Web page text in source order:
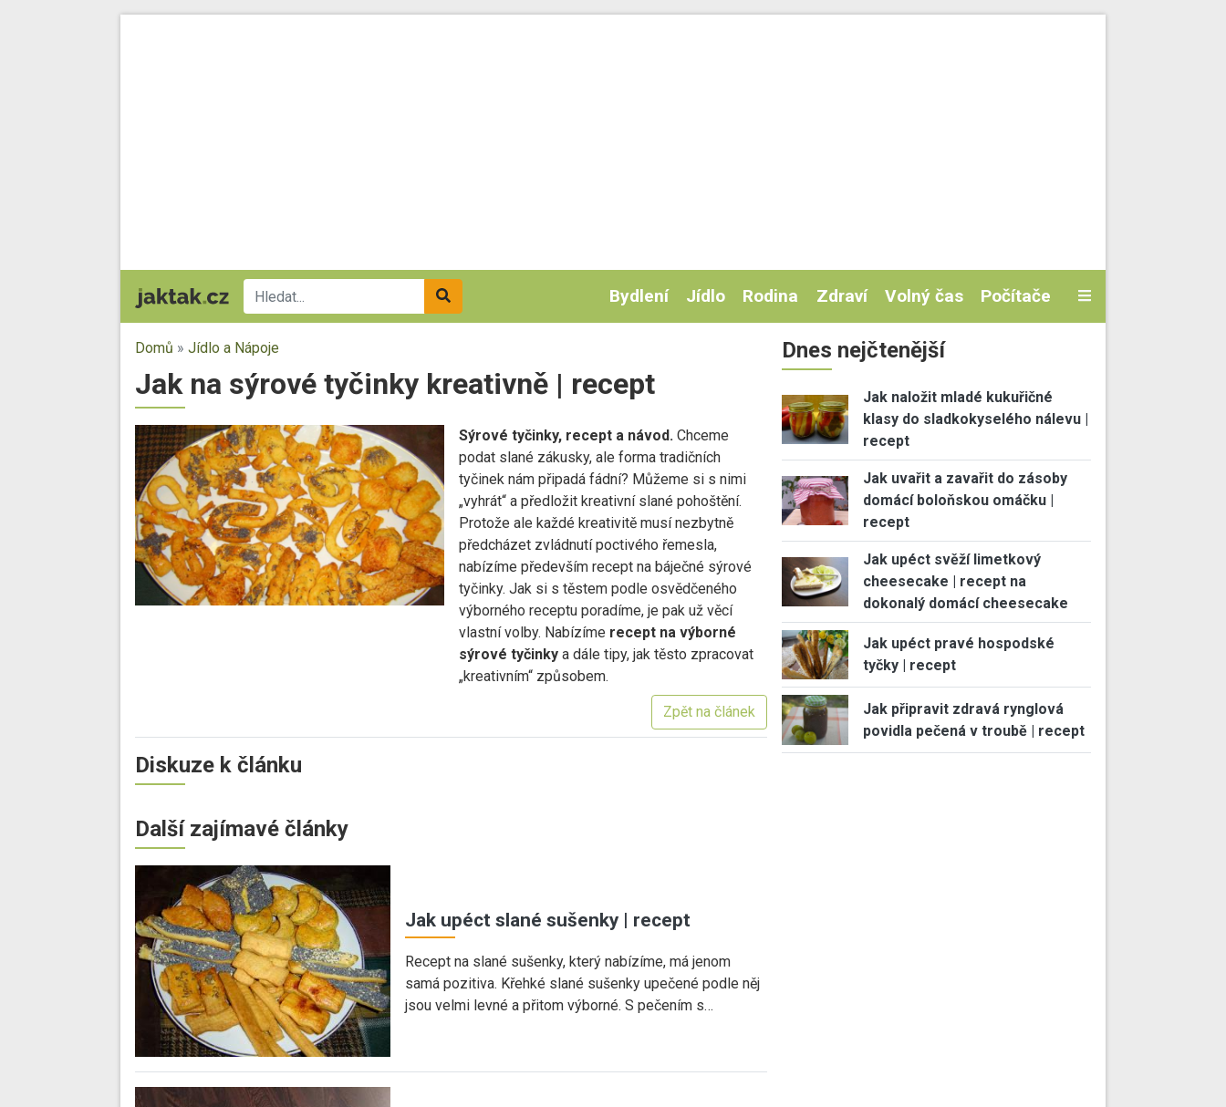
Bydlení Jídlo Rodina Zdraví Volný čas Počítače
Domů » Jídlo a Nápoje
Jak na sýrové tyčinky kreativně | recept
Sýrové tyčinky, recept a návod.Chceme
podat slané zákusky, ale forma tradičních
tyčinek nám připadá fádní? Můžeme si s nimi
„vyhrát“ a předložit kreativní slané pohoštění.
Protože ale každé kreativitě musí nezbytně
předcházet zvládnutí poctivého řemesla,
nabízíme především recept na báječné sýrové
tyčinky. Jak si s těstem podle osvědčeného
výborného receptu poradíme, je pak už věcí
vlastní volby. Nabízíme recept na výborné
sýrové tyčinkya dále tipy, jak těsto zpracovat
„kreativním“ způsobem.
Zpět na článek
Diskuze k článku
Další zajímavé články
Jak upéct slané sušenky | recept
Recept na slané sušenky, který nabízíme, má jenom
samá pozitiva. Křehké slané sušenky upečené podle něj
jsou velmi levné a přitom výborné. S pečením s…
Dnes nejčtenější
Jak naložit mladé kukuřičné
klasy do sladkokyselého nálevu |
recept
Jak uvařit a zavařit do zásoby
domácí boloňskou omáčku |
recept
Jak upéct svěží limetkový
cheesecake | recept na
dokonalý domácí cheesecake
Jak upéct pravé hospodské
tyčky | recept
Jak připravit zdravá rynglová
povidla pečená v troubě | recept